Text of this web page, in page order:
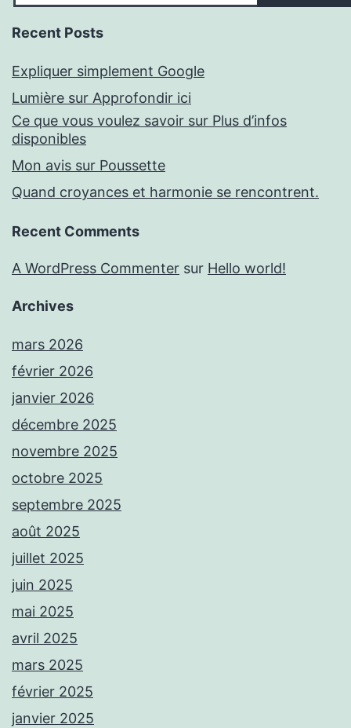
Recent Posts
Expliquer simplement Google
Lumière sur Approfondir ici
Ce que vous voulez savoir sur Plus d’infos
disponibles
Mon avis sur Poussette
Quand croyances et harmonie se rencontrent.
Recent Comments
A WordPress Commenter sur Hello world!
Archives
mars 2026
février 2026
janvier 2026
décembre 2025
novembre 2025
octobre 2025
septembre 2025
août 2025
juillet 2025
juin 2025
mai 2025
avril 2025
mars 2025
février 2025
janvier 2025